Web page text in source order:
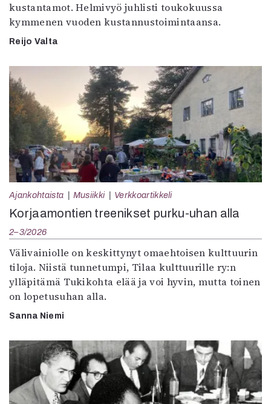
kustantamot. Helmivyö juhlisti toukokuussa
kymmenen vuoden kustannustoimintaansa.
Reijo Valta
Ajankohtaista Musiikki Verkkoartikkeli
Korjaamontien treenikset purku-uhan alla
2–3/2026
Välivainiolle on keskittynyt omaehtoisen kulttuurin
tiloja. Niistä tunnetumpi, Tilaa kulttuurille ry:n
ylläpitämä Tukikohta elää ja voi hyvin, mutta toinen
on lopetusuhan alla.
Sanna Niemi